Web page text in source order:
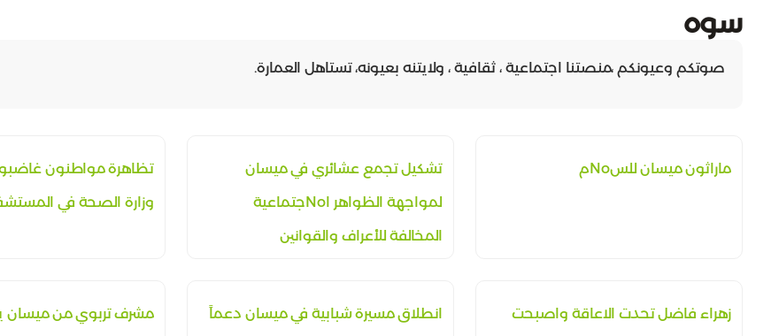
سوه
صوتكم وعيونكم ،منصتنا اجتماعية ، ثقافية ، ولايتنه بعيونه، تستاهل العمارة.
ماراثون ميسان للسNoم
تشكيل تجمع عشائري في ميسان
لمواجهة الظواهر اNoجتماعية
المخالفة للأعراف والقوانين
تظاهرة مواطنون
وزارة الصحة في
زهراء فاضل تحدت الاعاقة واصبحت
انطلاق مسيرة شبابية في ميسان دعماً
مشرف تربوي من ميسان